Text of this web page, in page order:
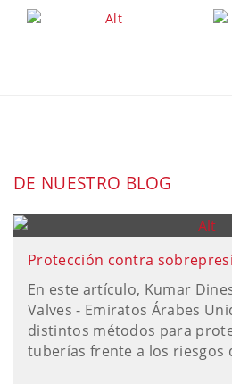
DE NUESTRO BLOG
Protección contra
En este artículo, Kumar
Valves - Emiratos Árabes
distintos métodos para
tuberías frente a los riesgos